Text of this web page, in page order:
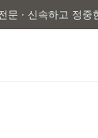
문 · 신속하고 정중